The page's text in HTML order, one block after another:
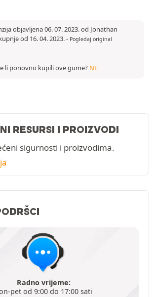
objavljena 06. 07. 2023. od Jonathan
od 16. 04. 2023.- Pogledaj original
li ponovno kupili ove gume? NE
RESURSI I PROIZVODI
sigurnosti i proizvodima.
Radno vrijeme:
pet od 9:00 do 17:00 sati